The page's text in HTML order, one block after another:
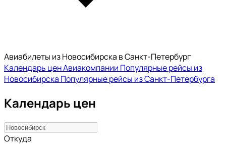
Авиабилеты из Новосибирска в Санкт-Петербург
Календарь ценАвиакомпании Популярные рейсы из
Новосибирска Популярные рейсы из Санкт-Петербурга
Календарь цен
Откуда